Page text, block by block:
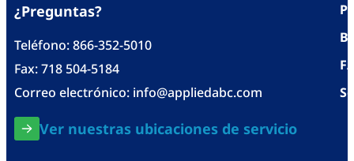
¿Preguntas?
Teléfono:866-352-5010
Fax: 718 504-5184
Correo electrónico: info@appliedabc.com
Ver nuestras ubicaciones de servicio